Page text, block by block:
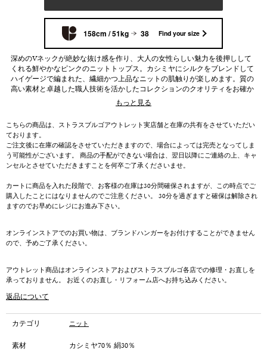
158cm / 51kg 38 Find your size
深めのVネックが絶妙な抜け感を作り、大人の女性らしい魅力を後押しして
くれる鮮やかなピンクのニットトップス。カシミヤにシルクをブレンドして
ハイゲージで編まれた、繊細かつ上品なニットの肌触りが楽しめます。質の
高い素材と卓越した職人技術を活かしたコレクションのクオリティをお確か
もっと見る
こちらの商品は、ストラスブルゴアウトレット実店舗と在庫の共有をさせていただい
ております。
ご注文後に在庫の確認をさせていただきますので、場合によっては完売となってしま
う可能性がございます。 商品の手配ができない場合は、翌日以降にご連絡の上、キャ
ンセルとさせていただきますことを何卒ご了承くださいませ。
カートに商品を入れた段階で、お客様の在庫は30分間確保されますが、この時点でご
購入したことにはなりませんのでご注意ください。 30分を過ぎますと確保は解除され
ますのでお早めにレジにお進み下さい。
オンラインストアでのお買い物は、ブランドハンガーをお付けすることができません
ので、予めご了承ください。
アウトレット商品はオンラインストアおよびストラスブルゴ各店での修理・お直しを
承っておりません。 お近くのお直し・リフォーム店へお持ち込みください。
返品について
カテゴリ ニット
素材 カシミヤ70％ 絹30％